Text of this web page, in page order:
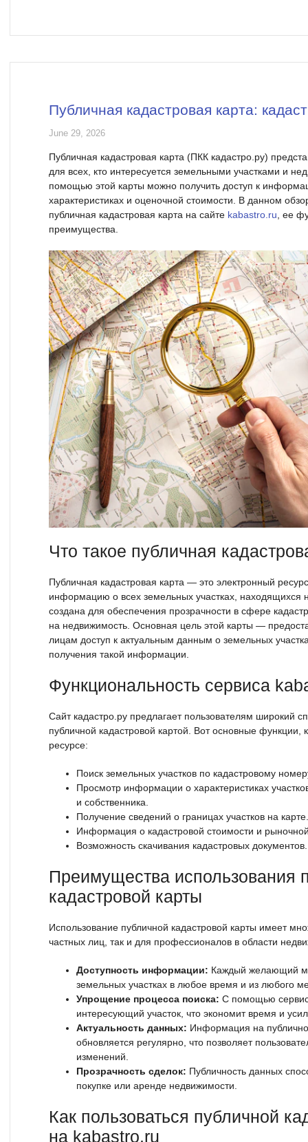
Публичная кадастровая карта:
June 29, 2026
Публичная кадастровая карта (ПКК кадастро.ру)
для всех, кто интересуется земельными участками и
помощью этой карты можно получить доступ к
характеристиках и оценочной стоимости. В данном
публичная кадастровая карта на сайте kabastro.ru , ее
преимущества.
Что такое публичная
Публичная кадастровая карта — это электронный
информацию о всех земельных участках, находящихся
создана для обеспечения прозрачности в сфере
на недвижимость. Основная цель этой карты —
лицам доступ к актуальным данным о земельных
получения такой информации.
Функциональность сервиса
Сайт кадастро.ру предлагает пользователям широкий
публичной кадастровой картой. Вот основные функции,
ресурсе:
Поиск земельных участков по кадастровому
Просмотр информации о характеристиках
и собственника.
Получение сведений о границах участков на карте.
Информация о кадастровой стоимости и
Возможность скачивания кадастровых документов.
Преимущества использования
кадастровой карты
Использование публичной кадастровой карты имеет
частных лиц, так и для профессионалов в области
Доступность информации: Каждый желающий
земельных участках в любое время и из любого
Упрощение процесса поиска: С помощью
интересующий участок, что экономит время и
Актуальность данных: Информация на
обновляется регулярно, что позволяет
изменений.
Прозрачность сделок: Публичность данных
покупке или аренде недвижимости.
Как пользоваться публичной
на kabastro.ru